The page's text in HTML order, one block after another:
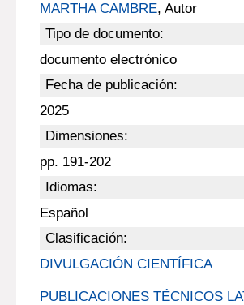
MARTHA CAMBRE, Autor
Tipo de documento:
documento electrónico
Fecha de publicación:
2025
Dimensiones:
pp. 191-202
Idiomas:
Español
Clasificación:
DIVULGACIÓN CIENTÍFICA
PUBLICACIONES TÉCNICOS